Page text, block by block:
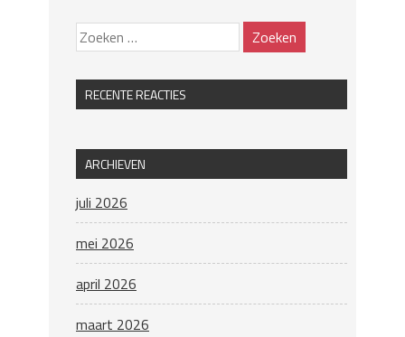
RECENTE REACTIES
ARCHIEVEN
juli 2026
mei 2026
april 2026
maart 2026